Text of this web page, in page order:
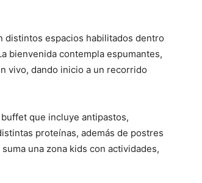
distintos espacios habilitados dentro
bienvenida contempla espumantes,
vivo, dando inicio a un recorrido
que incluye antipastos,
proteínas, además de postres
una zona kids con actividades,